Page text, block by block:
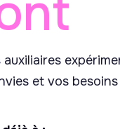
auxiliaires
et vos besoins